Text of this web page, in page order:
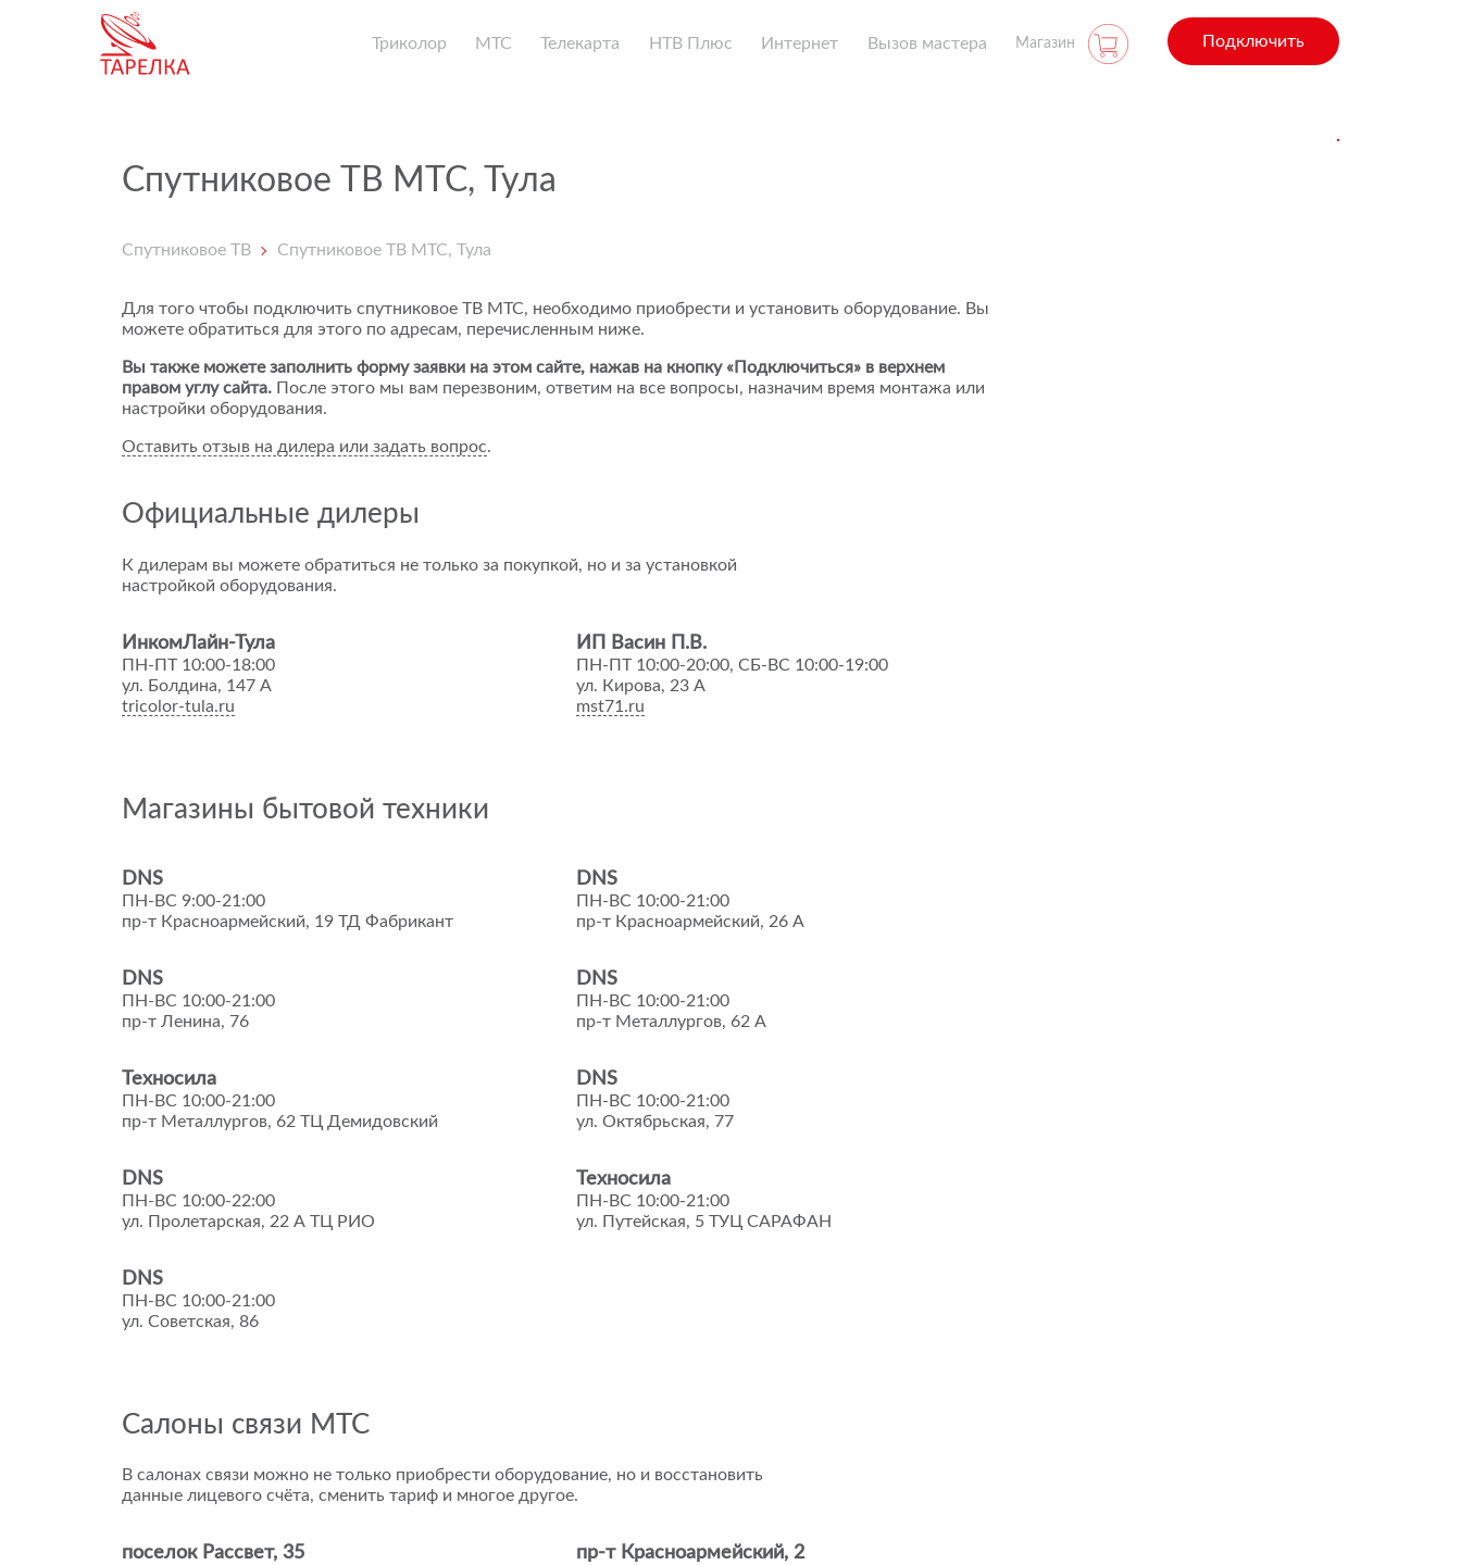
Триколор МТС Телекарта НТВ Плюс Интернет Вызов мастера Магазин Подключить
Спутниковое ТВ МТС, Тула
Спутниковое ТВ Спутниковое ТВ МТС, Тула
Для того чтобы подключить спутниковое ТВ МТС, необходимо приобрести и установить оборудование. Вы
можете обратиться для этого по адресам, перечисленным ниже.
Вы также можете заполнить форму заявки на этом сайте, нажав на кнопку «Подключиться» в верхнем
правом углу сайта. После этого мы вам перезвоним, ответим на все вопросы, назначим время монтажа или
настройки оборудования.
Оставить отзыв на дилера или задать вопрос.
Официальные дилеры
К дилерам вы можете обратиться не только за покупкой, но и за установкой
настройкой оборудования.
ИнкомЛайн-Тула
ПН-ПТ 10:00-18:00
ул. Болдина, 147 А
tricolor-tula.ru
ИП Васин П.В.
ПН-ПТ 10:00-20:00, СБ-ВС 10:00-19:00
ул. Кирова, 23 А
mst71.ru
Магазины бытовой техники
DNS
ПН-ВС 9:00-21:00
пр-т Красноармейский, 19 ТД Фабрикант
DNS
ПН-ВС 10:00-21:00
пр-т Красноармейский, 26 А
DNS
ПН-ВС 10:00-21:00
пр-т Ленина, 76
DNS
ПН-ВС 10:00-21:00
пр-т Металлургов, 62 А
Техносила
ПН-ВС 10:00-21:00
пр-т Металлургов, 62 ТЦ Демидовский
DNS
ПН-ВС 10:00-21:00
ул. Октябрьская, 77
DNS
ПН-ВС 10:00-22:00
ул. Пролетарская, 22 А ТЦ РИО
Техносила
ПН-ВС 10:00-21:00
ул. Путейская, 5 ТУЦ САРАФАН
DNS
ПН-ВС 10:00-21:00
ул. Советская, 86
Салоны связи МТС
В салонах связи можно не только приобрести оборудование, но и восстановить
данные лицевого счёта, сменить тариф и многое другое.
поселок Рассвет, 35 пр-т Красноармейский, 2